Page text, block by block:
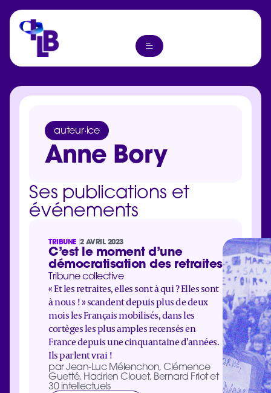
auteur·ice
Anne Bory
Ses publications et
événements
TRIBUNE 2 AVRIL 2023
C’est le moment d’une
démocratisation des retraites
Tribune collective
« Et les retraites, elles sont à qui ? Elles sont
à nous ! » scandent depuis plus de deux
mois les Français mobilisés, dans les
cortèges les plus amples recensés en
France depuis une cinquantaine d’années.
Ils parlent vrai !
par Jean-Luc Mélenchon, Clémence
Guetté, Hadrien Clouet, Bernard Friot et
30 intellectuels